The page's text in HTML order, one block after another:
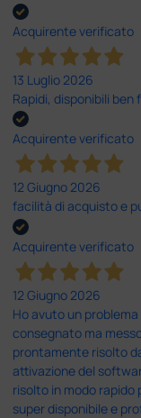
Acquirente verificato
13 Luglio 2026
Rapidi, disponibili ben
Acquirente verificato
12 Giugno 2026
facilità di acquisto e
Acquirente verificato
12 Giugno 2026
Ho avuto un
consegnato ma
prontamente risolto
attivazione del
risolto in modo rapido
super disponibile e